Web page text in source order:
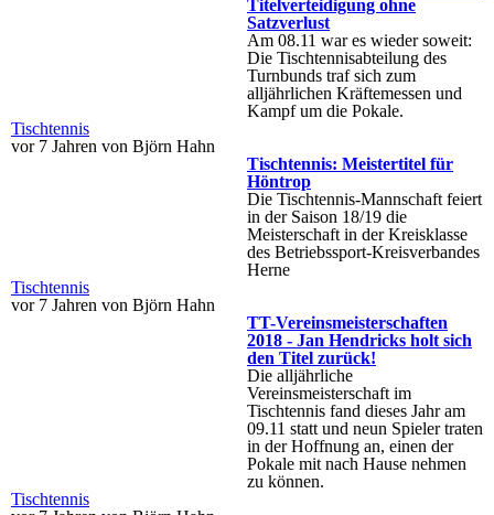
Titelverteidigung ohne
Satzverlust
Am 08.11 war es wieder soweit:
Die Tischtennisabteilung des
Turnbunds traf sich zum
alljährlichen Kräftemessen und
Kampf um die Pokale.
Tischtennis
vor 7 Jahren von Björn Hahn
Tischtennis: Meistertitel für
Höntrop
Die Tischtennis-Mannschaft feiert
in der Saison 18/19 die
Meisterschaft in der Kreisklasse
des Betriebssport-Kreisverbandes
Herne
Tischtennis
vor 7 Jahren von Björn Hahn
TT-Vereinsmeisterschaften
2018 - Jan Hendricks holt sich
den Titel zurück!
Die alljährliche
Vereinsmeisterschaft im
Tischtennis fand dieses Jahr am
09.11 statt und neun Spieler traten
in der Hoffnung an, einen der
Pokale mit nach Hause nehmen
zu können.
Tischtennis